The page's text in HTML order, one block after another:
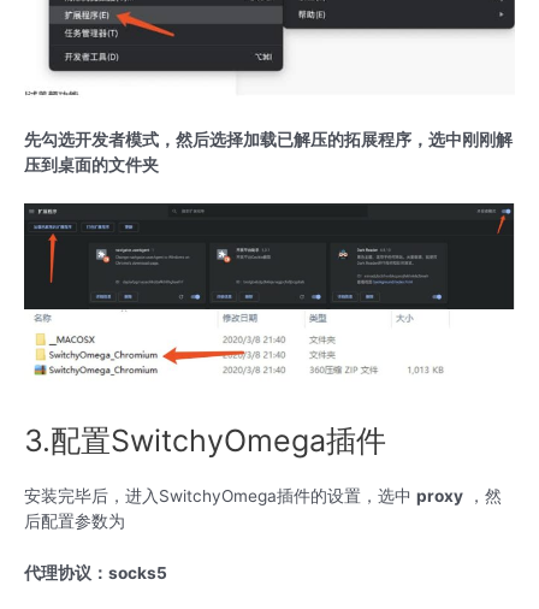
先勾选开发者模式，然后选择加载已解压的拓展程序，选中刚刚解
压到桌面的文件夹
3.配置SwitchyOmega插件
安装完毕后，进入SwitchyOmega插件的设置，选中 proxy ，然
后配置参数为
代理协议： socks5